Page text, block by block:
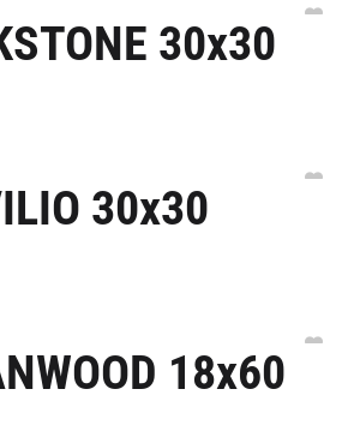
30x30
30x30
18x60